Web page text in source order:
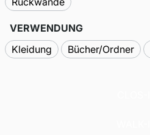
VERWENDUNG
Kleidung
Bücher/Ordner